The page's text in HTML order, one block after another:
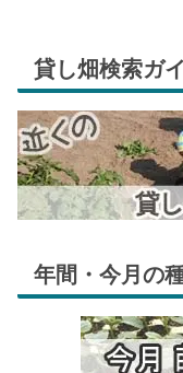
貸し畑検索ガ
年間・今月の